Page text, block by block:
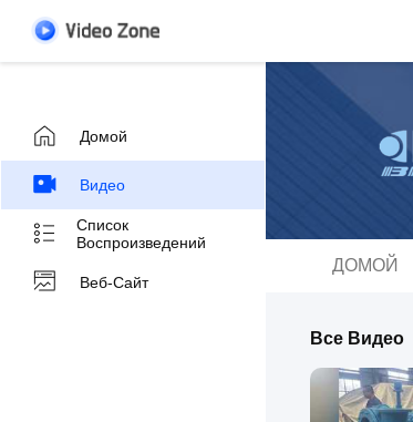
Домой
Видео
Список
Воспроизведений
Веб-Сайт
ДОМОЙ
Все Видео